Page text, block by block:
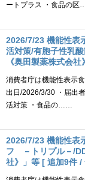
ートプラス ・食品の
2026/7/23 機能性
活対策/有胞子性乳
《奥田製薬株式会
消費者庁は機能性表示
出日/2026/3/30 ・届出
活対策 ・食品の……
2026/7/23 機能性表
フ －トリプル－/
社》」等 [ 追加9件 /